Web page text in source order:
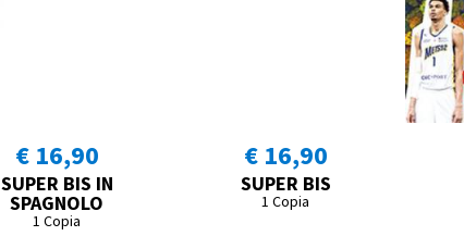
€ 16,90
SUPER BIS IN
SPAGNOLO
1 Copia
€ 16,90
SUPER BIS
1 Copia